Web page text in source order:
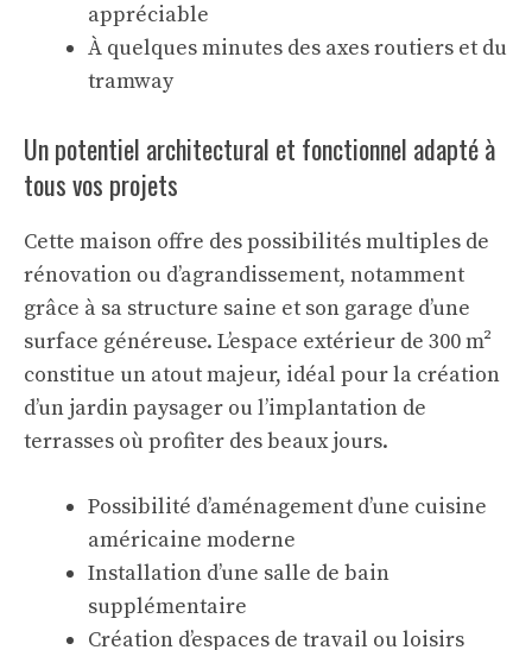
appréciable
À quelques minutes des axes routiers et du
tramway
Un potentiel architectural et fonctionnel adapté à
tous vos projets
Cette maison offre des possibilités multiples de
rénovation ou d’agrandissement, notamment
grâce à sa structure saine et son garage d’une
surface généreuse. L’espace extérieur de 300 m²
constitue un atout majeur, idéal pour la création
d’un jardin paysager ou l’implantation de
terrasses où profiter des beaux jours.
Possibilité d’aménagement d’une cuisine
américaine moderne
Installation d’une salle de bain
supplémentaire
Création d’espaces de travail ou loisirs